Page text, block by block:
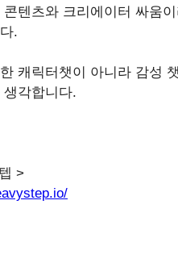
콘텐츠와 크리에이터 싸움
.
캐릭터챗이 아니라 감성
생각합니다.
>